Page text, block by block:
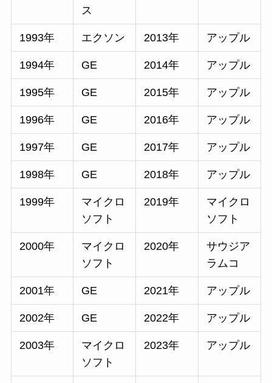
ス
1993年 エクソン 2013年 アップル
1994年 GE 2014年 アップル
1995年 GE 2015年 アップル
1996年 GE 2016年 アップル
1997年 GE 2017年 アップル
1998年 GE 2018年 アップル
1999年
マイクロ
ソフト
2019年
マイクロ
ソフト
2000年
マイクロ
ソフト
2020年
サウジア
ラムコ
2001年 GE 2021年 アップル
2002年 GE 2022年 アップル
2003年
マイクロ
ソフト
2023年 アップル